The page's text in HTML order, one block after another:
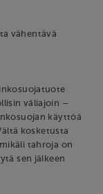
vähentävä
väliajoin –
käyttöä
kosketusta
tahroja on
sen jälkeen